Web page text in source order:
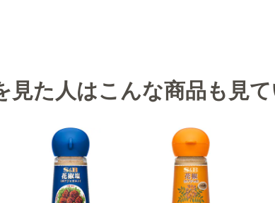
見た人はこんな商品も見